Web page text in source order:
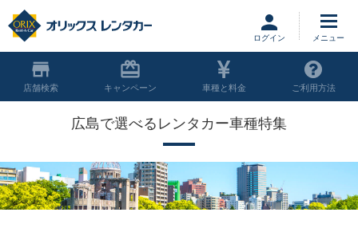
ログイン
店舗 キャンペーン 車種と料金 ご利用方法
広島で選べるレンタカー車種特集